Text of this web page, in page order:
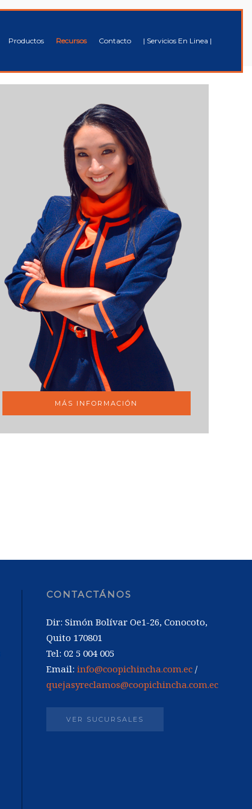
Productos Recursos Contacto | Servicios En Linea |
MÁS INFORMACIÓN
CONTACTÁNOS
Dir: Simón Bolívar Oe1-26, Conocoto,
Quito 170801
Tel: 02 5 004 005
Email: info@coopichincha.com.ec /
quejasyreclamos@coopichincha.com.ec
VER SUCURSALES